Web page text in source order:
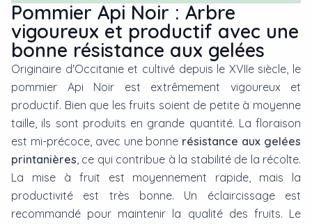
Pommier Api Noir : Arbre
vigoureux et productif avec une
bonne résistance aux gelées
Originaire d'Occitanie et cultivé depuis le XVIIe siècle, le
pommier Api Noir est extrêmement vigoureux et
productif. Bien que les fruits soient de petite à moyenne
taille, ils sont produits en grande quantité. La floraison
est mi-précoce, avec une bonne résistance aux gelées
printanières, ce qui contribue à la stabilité de la récolte.
La mise à fruit est moyennement rapide, mais la
productivité est très bonne. Un éclaircissage est
recommandé pour maintenir la qualité des fruits. Le